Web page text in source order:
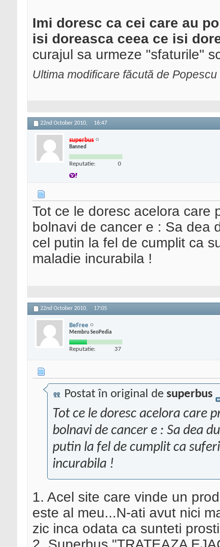
Imi doresc ca cei care au
isi doreasca ceea ce isi
curajul sa urmeze "sfaturile"
Ultima modificare făcută de
22nd October 2010, 16:47
superbus
Banned
Reputatie: 0
Tot ce le doresc acelora care
bolnavi de cancer e : Sa dea
cel putin la fel de cumplit ca
maladie incurabila !
22nd October 2010, 17:05
BeFree
Membru SeoPedia
Reputatie: 37
Postat în original de superbus
Tot ce le doresc acelora care
bolnavi de cancer e : Sa dea
putin la fel de cumplit ca
incurabila !
1. Acel site care vinde un
este al meu...N-ati avut nici
zic inca odata ca sunteti